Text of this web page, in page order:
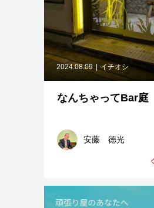
2024.08.09 イチオシ
なんちゃってBar庭
安藤 徳光